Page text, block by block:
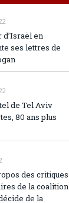
d’Israël en
ses lettres de
de Tel Aviv
80 ans plus
des critiques
de la coalition
de la